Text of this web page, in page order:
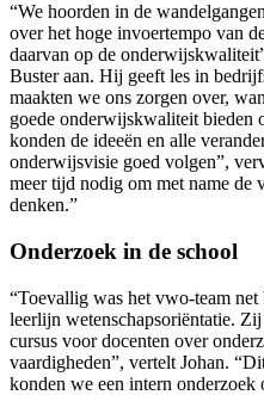
“We hoorden in de
over het hoge invoertempo van
daarvan op de
Buster aan. Hij geeft les in
maakten we ons zorgen over,
goede onderwijskwaliteit bieden
konden de ideeën en alle
onderwijsvisie goed volgen”,
meer tijd nodig om met name de
denken.”
Onderzoek in de school
“Toevallig was het vwo-team net
leerlijn wetenschapsoriëntatie.
cursus voor docenten over
vaardigheden”, vertelt Johan.
konden we een intern onderzoek